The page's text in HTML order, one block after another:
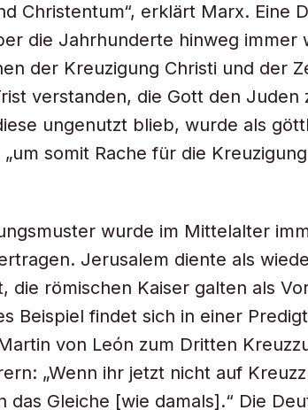
Christentum“, erklärt Marx. Eine
die Jahrhunderte hinweg immer
der Kreuzigung Christi und der
verstanden, die Gott den
ungenutzt blieb, wurde als
somit Rache für die
wurde im Mittelalter
Jerusalem diente als
die römischen Kaiser galten als
Beispiel findet sich in einer
von León zum Dritten
„Wenn ihr jetzt nicht auf
das Gleiche [wie damals].“ Die